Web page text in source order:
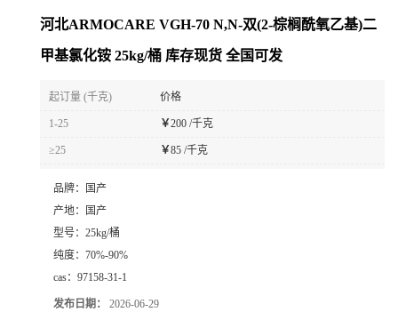
河北ARMOCARE VGH-70 N,N-双(2-棕榈酰氧乙基)二
甲基氯化铵 25kg/桶 库存现货 全国可发
起订量 (千克) 价格
1-25 ￥200 /千克
≥25 ￥85 /千克
品牌：
国产
产地：
国产
型号： 25kg/桶
纯度： 70%-90%
cas： 97158-31-1
发布日期： 2026-06-29